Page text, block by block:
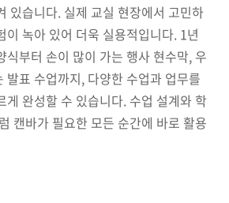
있습니다. 실제 교실 현장에서 고민하
이 녹아 있어 더욱 실용적입니다. 1년
식부터 손이 많이 가는 행사 현수막, 우
발표 수업까지, 다양한 수업과 업무를
게 완성할 수 있습니다. 수업 설계와 학
캔바가 필요한 모든 순간에 바로 활용